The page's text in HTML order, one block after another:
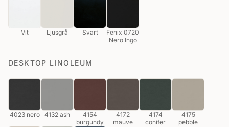
Vit Ljusgrå Svart
Fenix 0720
Nero Ingo
DESKTOP LINOLEUM
4023 nero 4132 ash
4154
burgundy
4172
mauve
4174
conifer
4175
pebble